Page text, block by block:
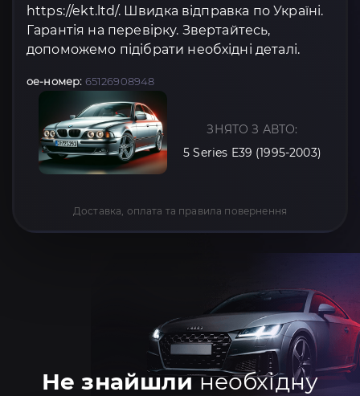
https://ekt.ltd/. Швидка відправка по Україні.
Гарантія на перевірку. Звертайтесь,
допоможемо підібрати необхідні деталі.
oe-номер: 65126908948
ЗНЯТО З АВТО:
5 Series E39 (1995-2003)
Доставка, оплата та правила повернення
Не знайшлинеобхідну